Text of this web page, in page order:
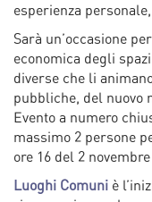
esperienza
Sarà un’occasione
economica degli
diverse che li
pubbliche, del nuovo
Evento a numero
massimo 2 persone
ore 16 del 2 novembre
Luoghi Comuni è